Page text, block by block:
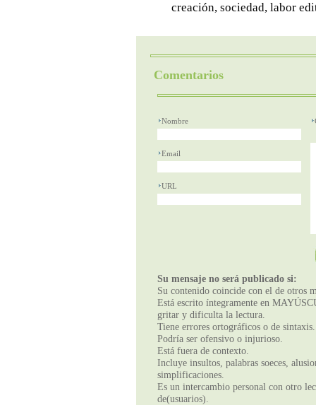
creación, sociedad, labor
Comentarios
Nombre
Email
URL
Su mensaje no será publicado si:
Su contenido coincide con el de otros
Está escrito íntegramente en
gritar y dificulta la lectura.
Tiene errores ortográficos o de sintaxis.
Podría ser ofensivo o injurioso.
Está fuera de contexto.
Incluye insultos, palabras soeces,
simplificaciones.
Es un intercambio personal con otro
de(usuarios).